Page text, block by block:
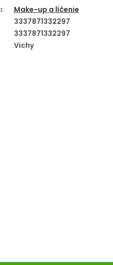
:
Make-up a líčenie
3337871332297
3337871332297
Vichy